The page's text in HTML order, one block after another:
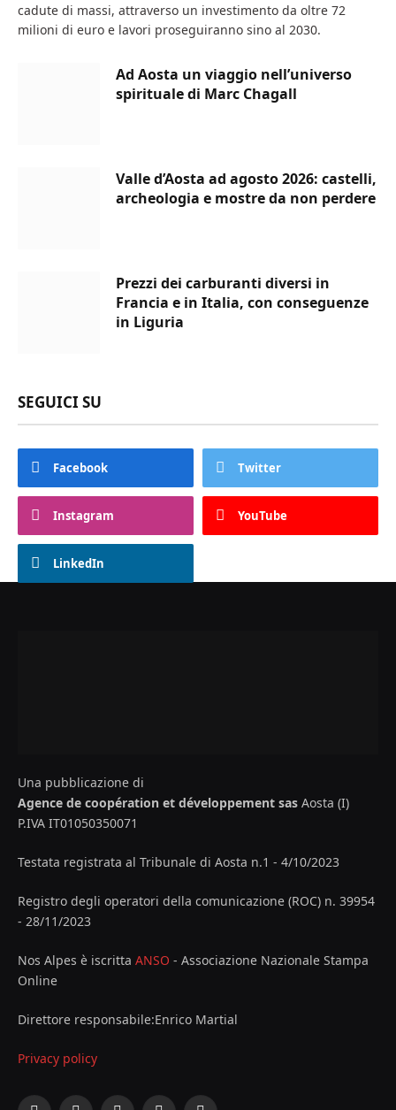
cadute di massi, attraverso un investimento da oltre 72
milioni di euro e lavori proseguiranno sino al 2030.
Ad Aosta un viaggio nell’universo
spirituale di Marc Chagall
Valle d’Aosta ad agosto 2026: castelli,
archeologia e mostre da non perdere
Prezzi dei carburanti diversi in
Francia e in Italia, con conseguenze
in Liguria
SEGUICI SU
Facebook Twitter
Instagram YouTube
LinkedIn
Una pubblicazione di
Agence de coopération et développement sas Aosta (I)
P.IVA IT01050350071
Testata registrata al Tribunale di Aosta n.1 - 4/10/2023
Registro degli operatori della comunicazione (ROC) n. 39954
- 28/11/2023
Nos Alpes è iscritta ANSO - Associazione Nazionale Stampa
Online
Direttore responsabile:Enrico Martial
Privacy policy